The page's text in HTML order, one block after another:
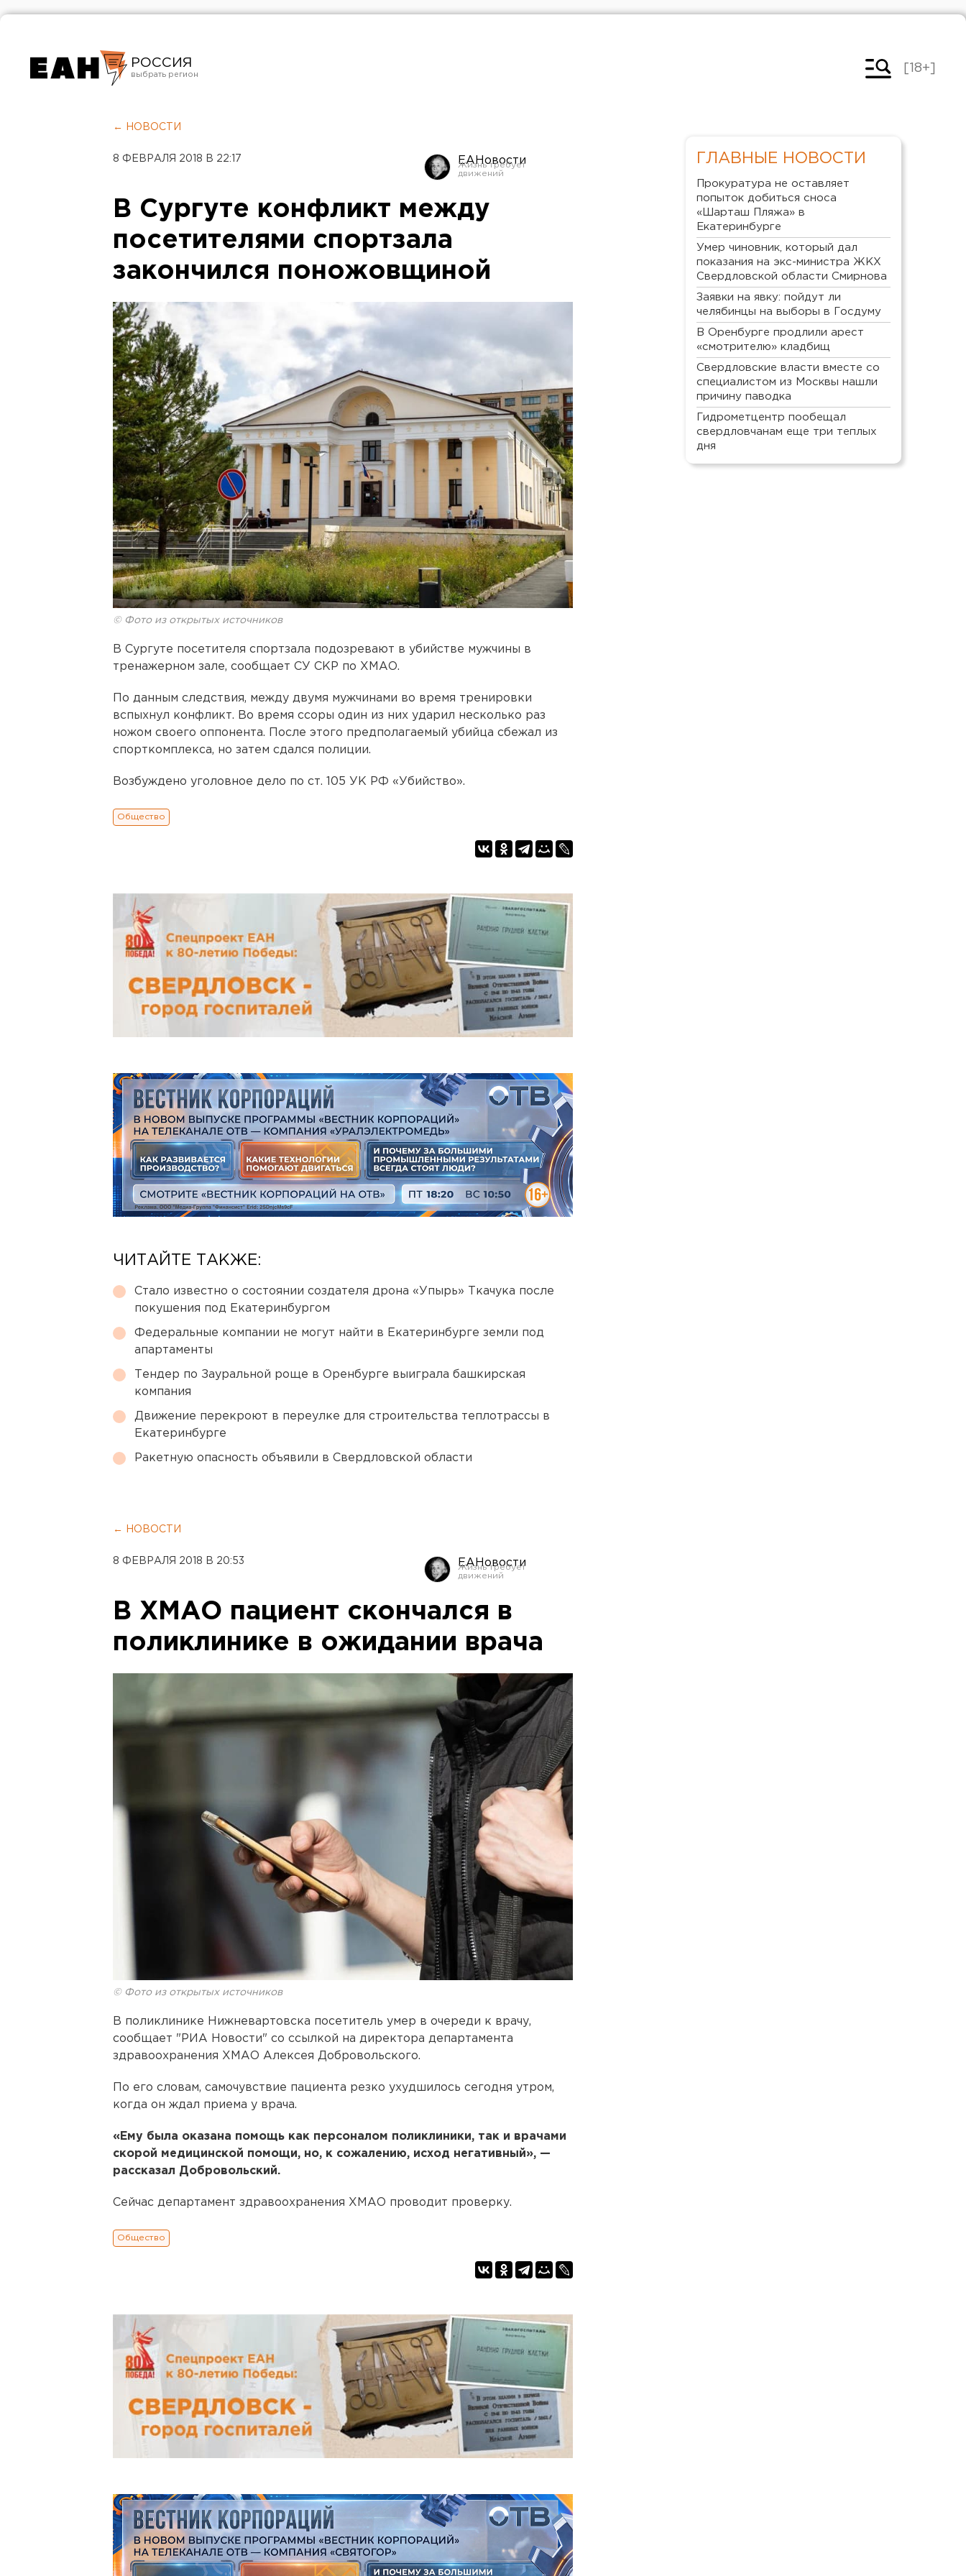
РОССИЯ
Челябинск
[18+]
← НОВОСТИ
8 ФЕВРАЛЯ 2018 В 22:17 ЕАНовости
В Сургуте конфликт между
посетителями спортзала
закончился поножовщиной
© Фото из открытых источников
В Сургуте посетителя спортзала подозревают в убийстве мужчины в
тренажерном зале, сообщает СУ СКР по ХМАО.
По данным следствия, между двумя мужчинами во время тренировки
вспыхнул конфликт. Во время ссоры один из них ударил несколько раз
ножом своего оппонента. После этого предполагаемый убийца сбежал из
спорткомплекса, но затем сдался полиции.
Возбуждено уголовное дело по ст. 105 УК РФ «Убийство».
Общество
ЧИТАЙТЕ ТАКЖЕ:
Стало известно о состоянии создателя дрона «Упырь» Ткачука после
покушения под Екатеринбургом
Федеральные компании не могут найти в Екатеринбурге земли под
апартаменты
Тендер по Зауральной роще в Оренбурге выиграла башкирская
компания
Движение перекроют в переулке для строительства теплотрассы в
Екатеринбурге
Ракетную опасность объявили в Свердловской области
← НОВОСТИ
8 ФЕВРАЛЯ 2018 В 20:53 ЕАНовости
В ХМАО пациент скончался в
поликлинике в ожидании врача
© Фото из открытых источников
В поликлинике Нижневартовска посетитель умер в очереди к врачу,
сообщает "РИА Новости" со ссылкой на директора департамента
здравоохранения ХМАО Алексея Добровольского.
По его словам, самочувствие пациента резко ухудшилось сегодня утром,
когда он ждал приема у врача.
«Ему была оказана помощь как персоналом поликлиники, так и врачами
скорой медицинской помощи, но, к сожалению, исход негативный», —
рассказал Добровольский.
Сейчас департамент здравоохранения ХМАО проводит проверку.
Общество
ГЛАВНЫЕ НОВОСТИ
Прокуратура не оставляет
попыток добиться сноса
«Шарташ Пляжа» в
Екатеринбурге
Умер чиновник, который дал
показания на экс-министра ЖКХ
Свердловской области Смирнова
Заявки на явку: пойдут ли
челябинцы на выборы в Госдуму
В Оренбурге продлили арест
«смотрителю» кладбищ
Свердловские власти вместе со
специалистом из Москвы нашли
причину паводка
Гидрометцентр пообещал
свердловчанам еще три теплых
дня